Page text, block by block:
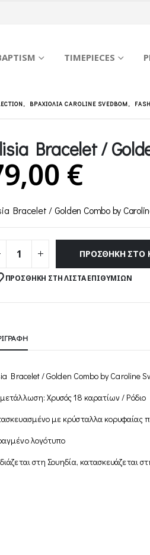
TIMEPIECES
, ΒΡΑΧΙΌΛΙΑ CAROLINE SVEDBOM,
Bracelet /
€
Bracelet / Golden Combo by
ΠΡΟΣΘΉΚΗ ΣΤΟ
ΠΡΟΣΘΉΚΗ ΣΤΗ ΛΊΣΤΑ ΕΠΙΘΥΜΙΏΝ
Bracelet / Golden Combo by Caroline
Χρυσός 18 καρατίων / Ρόδιο
με κρύσταλλα κορυφαίας
λογότυπο
στη Σουηδία, κατασκευάζεται